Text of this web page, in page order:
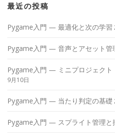
ー
最近の投稿
Pygame入門 — 最適化と次の学習
Pygame入門 — 音声とアセット管
Pygame入門 — ミニプロジェクト
9月10日
Pygame入門 — 当たり判定の基礎
Pygame入門 — スプライト管理と